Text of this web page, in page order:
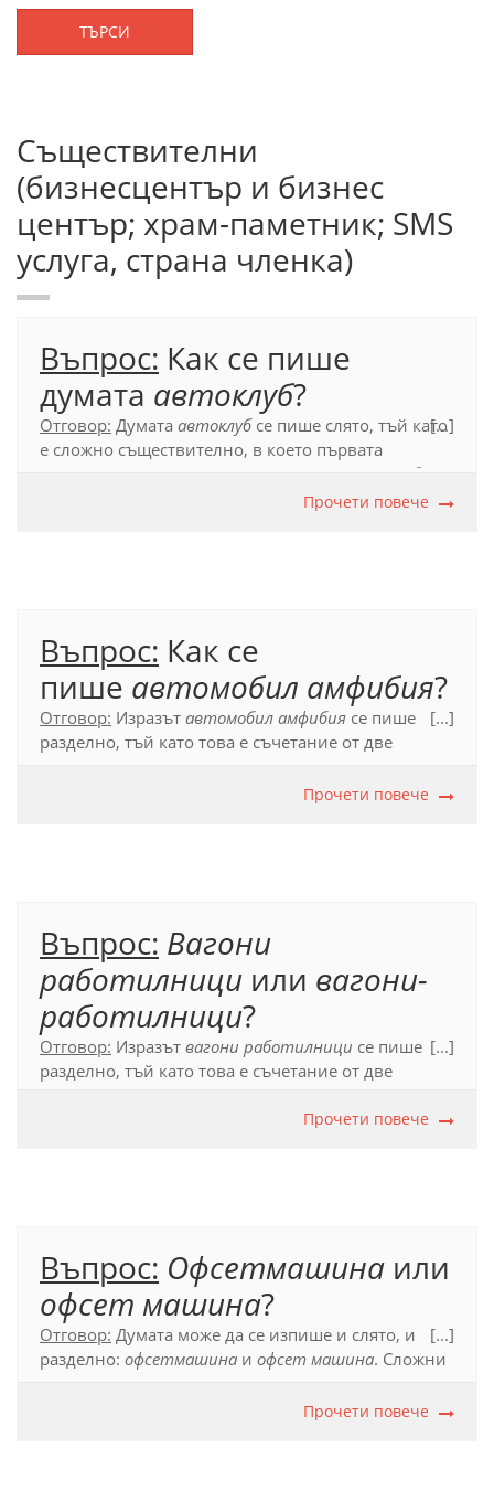
ТЪРСИ
Съществителни
(бизнесцентър и бизнес
център; храм-паметник; SMS
услуга, страна членка)
Въпрос: Как се пише
думата автоклуб?
Отговор: Думата автоклуб се пише слято, тъй като
е сложно съществително, в което първата
клуб.
Тъй като първата съставка не е самостоятелна
[...]
Прочети повече
Въпрос: Как се
пише автомобил амфибия?
Отговор: Изразът автомобил амфибия се пише
разделно, тъй като това е съчетание от две
автомобилът амфибия, автомобили
[...]
Прочети повече
Въпрос: Вагони
работилници или вагони-
работилници?
Отговор: Изразът вагони работилници се пише
разделно, тъй като това е съчетание от две
вагони работилници(за разлика от
[...]
Прочети повече
Въпрос: Офсетмашина или
офсет машина?
Отговор: Думата може да се изпише и слято, и
разделно: офсетмашина и офсет машина. Сложни
двете) са от чужд произход и се употребяват и
[...]
Прочети повече